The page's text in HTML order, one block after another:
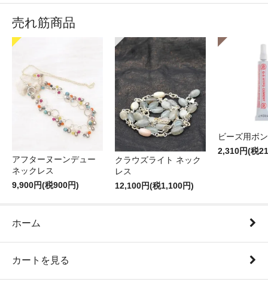
売れ筋商品
アフターヌーンデュー
ネックレス
9,900円(税900円)
クラウズライト ネック
レス
12,100円(税1,100円)
ビーズ用ボ
2,310円(税
ホーム
カートを見る